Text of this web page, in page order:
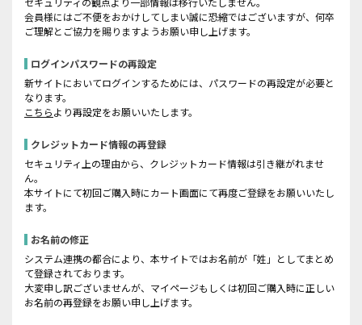
会員様にはご不便をおかけしてしまい誠に恐縮ではございますが、何卒
ご理解とご協力を賜りますようお願い申し上げます。
ログインパスワードの再設定
新サイトにおいてログインするためには、パスワードの再設定が必要と
なります。
こちらより再設定をお願いいたします。
クレジットカード情報の再登録
セキュリティ上の理由から、クレジットカード情報は引き継がれませ
ん。
本サイトにて初回ご購入時にカート画面にて再度ご登録をお願いいたし
ます。
お名前の修正
システム連携の都合により、本サイトではお名前が「姓」としてまとめ
て登録されております。
大変申し訳ございませんが、マイページもしくは初回ご購入時に正しい
お名前の再登録をお願い申し上げます。